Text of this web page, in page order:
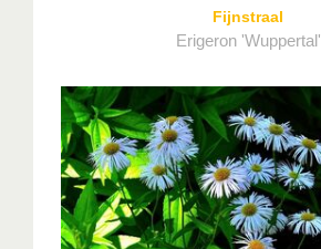
Fijnstraal
Erigeron 'Wuppertal'